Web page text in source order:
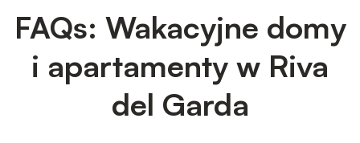
FAQs: Wakacyjne domy
i apartamenty w Riva
del Garda